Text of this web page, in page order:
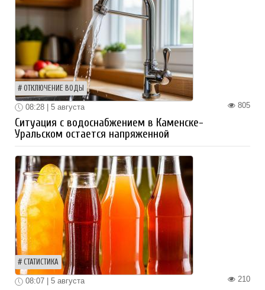
ОТКЛЮЧЕНИЕ ВОДЫ
805
08:28 | 5 августа
Ситуация с водоснабжением в Каменске-
Уральском остается напряженной
СТАТИСТИКА
210
08:07 | 5 августа